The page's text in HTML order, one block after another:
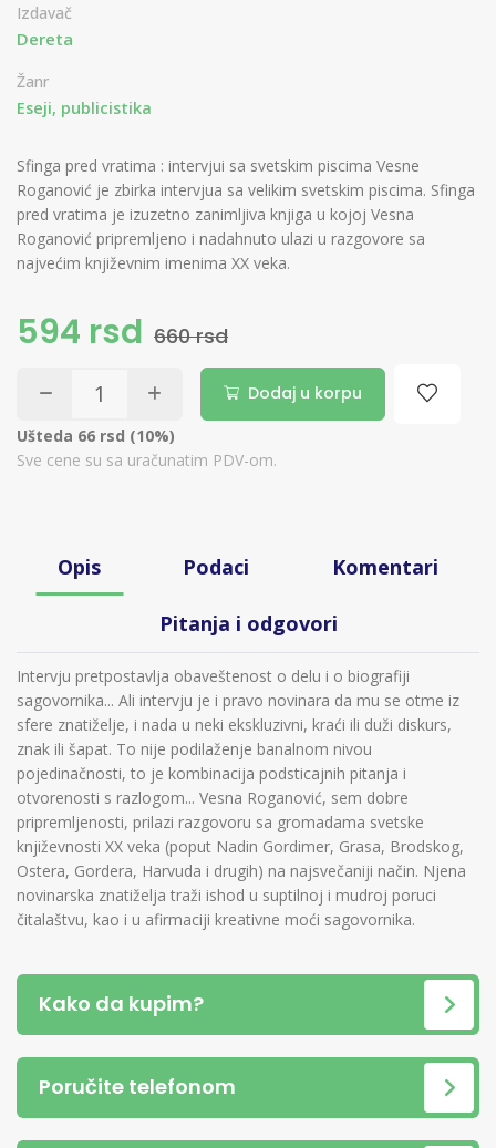
Izdavač
Dereta
Žanr
Eseji, publicistika
Sfinga pred vratima : intervjui sa svetskim piscima Vesne
Roganović je zbirka intervjua sa velikim svetskim piscima. Sfinga
pred vratima je izuzetno zanimljiva knjiga u kojoj Vesna
Roganović pripremljeno i nadahnuto ulazi u razgovore sa
najvećim književnim imenima XX veka.
594 rsd 660 rsd
Dodaj u korpu
Ušteda 66 rsd (10%)
Sve cene su sa uračunatim PDV-om.
Opis Podaci Komentari
Pitanja i odgovori
Intervju pretpostavlja obaveštenost o delu i o biografiji
sagovornika... Ali intervju je i pravo novinara da mu se otme iz
sfere znatiželje, i nada u neki ekskluzivni, kraći ili duži diskurs,
znak ili šapat. To nije podilaženje banalnom nivou
pojedinačnosti, to je kombinacija podsticajnih pitanja i
otvorenosti s razlogom... Vesna Roganović, sem dobre
pripremljenosti, prilazi razgovoru sa gromadama svetske
književnosti XX veka (poput Nadin Gordimer, Grasa, Brodskog,
Ostera, Gordera, Harvuda i drugih) na najsvečaniji način. Njena
novinarska znatiželja traži ishod u suptilnoj i mudroj poruci
čitalaštvu, kao i u afirmaciji kreativne moći sagovornika.
Kako da kupim?
Poručite telefonom